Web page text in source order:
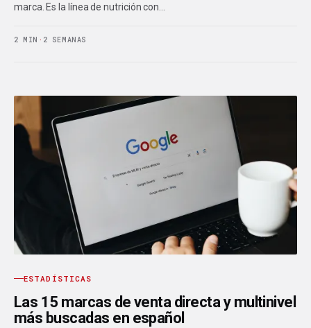
marca. Es la línea de nutrición con…
2 MIN · 2 SEMANAS
ESTADÍSTICAS
Las 15 marcas de venta directa y multinivel
más buscadas en español